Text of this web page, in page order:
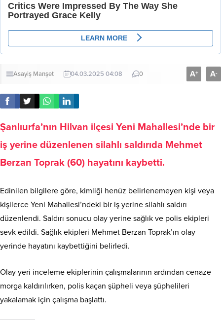
Asayiş Manşet 04.03.2025 04:08 0 A+ A-
Şanlıurfa’nın Hilvan ilçesi Yeni Mahallesi’nde bir
iş yerine düzenlenen silahlı saldırıda Mehmet
Berzan Toprak (60) hayatını kaybetti.
Edinilen bilgilere göre, kimliği henüz belirlenemeyen kişi veya
kişilerce Yeni Mahallesi’ndeki bir iş yerine silahlı saldırı
düzenlendi. Saldırı sonucu olay yerine sağlık ve polis ekipleri
sevk edildi. Sağlık ekipleri Mehmet Berzan Toprak’ın olay
yerinde hayatını kaybettiğini belirledi.
Olay yeri inceleme ekiplerinin çalışmalarının ardından cenaze
morga kaldırılırken, polis kaçan şüpheli veya şüphelileri
yakalamak için çalışma başlattı.